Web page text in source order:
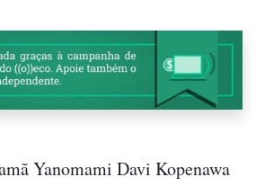
Yanomami Davi Kopenawa